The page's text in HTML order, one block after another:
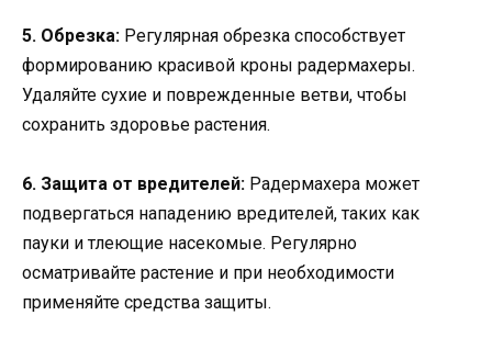
5. Обрезка: Регулярная обрезка способствует
формированию красивой кроны радермахеры.
Удаляйте сухие и поврежденные ветви, чтобы
сохранить здоровье растения.
6. Защита от вредителей: Радермахера может
подвергаться нападению вредителей, таких как
пауки и тлеющие насекомые. Регулярно
осматривайте растение и при необходимости
применяйте средства защиты.